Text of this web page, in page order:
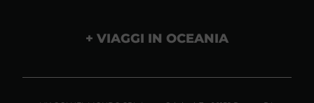
VIAGGI IN OCEANIA